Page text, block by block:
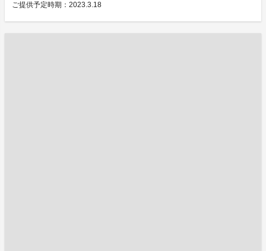
ご提供予定時期：2023.3.18